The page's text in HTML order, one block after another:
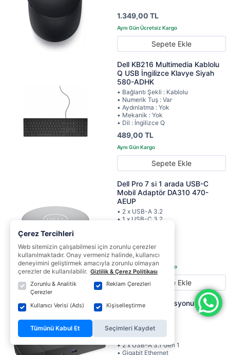
1.349,00 TL
Sepete Ekle
Dell KB216 Multimedia Kablolu
Q USB İngilizce Klavye Siyah
580-ADHK
• Bağlantı Şekli : Kablolu
• Numerik Tuş : Var
• Aydınlatma : Yok
• Mekanik : Yok
• Dil : İngilizce Q
489,00 TL
Sepete Ekle
Dell Pro 7 si 1 arada USB-C
Mobil Adaptör DA310 470-
AEUP
• 2 x USB-A 3.2
• 1 x USB-C 3.2
3.999,00 TL
Sepete Ekle
Dell Bağlantı İstasyonu 180W
WD19S
• USB-C 3.1 Gen 2
• 2 x DisplayPort 1.4
• HDMI 2.0
• 2 x USB-A 3.1 Gen 1
• Gigabit Ethernet
Çerez Tercihleri
Web sitemizin çalışabilmesi için zorunlu çerezler
kullanılmaktadır. Onay vermeniz halinde, kullanıcı
deneyimini geliştirmek amacıyla zorunlu olmayan
çerezler de kullanılabilir. Gizlilik & Çerez Politikası
Zorunlu & Analitik
Çerezler
Reklam Çerezleri
Kullanıcı Verisi (Ads) Kişiselleştirme
Tümünü Kabul Et Seçimleri Kaydet